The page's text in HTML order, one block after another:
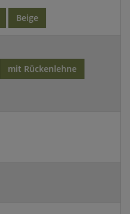
Beige
mit Rückenlehne